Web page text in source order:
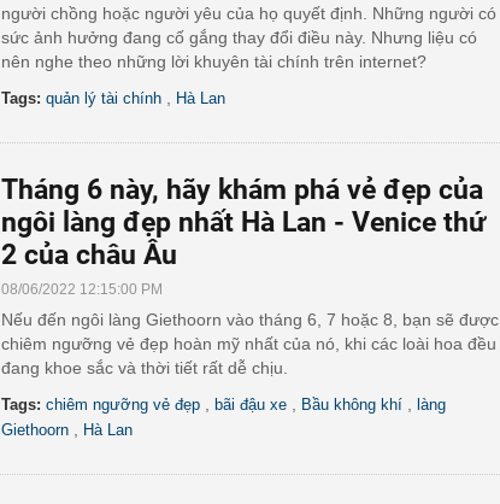
người chồng hoặc người yêu của họ quyết định. Những người có
sức ảnh hưởng đang cố gắng thay đổi điều này. Nhưng liệu có
nên nghe theo những lời khuyên tài chính trên internet?
Tags: quản lý tài chính Hà Lan
Tháng 6 này, hãy khám phá vẻ đẹp của
ngôi làng đẹp nhất Hà Lan - Venice thứ
2 của châu Âu
08/06/2022 12:15:00 PM
Nếu đến ngôi làng Giethoorn vào tháng 6, 7 hoặc 8, bạn sẽ được
chiêm ngưỡng vẻ đẹp hoàn mỹ nhất của nó, khi các loài hoa đều
đang khoe sắc và thời tiết rất dễ chịu.
Tags: chiêm ngưỡng vẻ đẹp bãi đậu xe Bầu không khí
làng
Giethoorn
Hà Lan